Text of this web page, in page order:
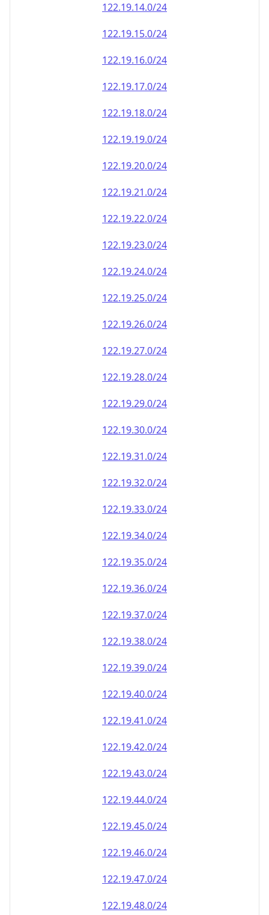
122.19.14.0/24
122.19.15.0/24
122.19.16.0/24
122.19.17.0/24
122.19.18.0/24
122.19.19.0/24
122.19.20.0/24
122.19.21.0/24
122.19.22.0/24
122.19.23.0/24
122.19.24.0/24
122.19.25.0/24
122.19.26.0/24
122.19.27.0/24
122.19.28.0/24
122.19.29.0/24
122.19.30.0/24
122.19.31.0/24
122.19.32.0/24
122.19.33.0/24
122.19.34.0/24
122.19.35.0/24
122.19.36.0/24
122.19.37.0/24
122.19.38.0/24
122.19.39.0/24
122.19.40.0/24
122.19.41.0/24
122.19.42.0/24
122.19.43.0/24
122.19.44.0/24
122.19.45.0/24
122.19.46.0/24
122.19.47.0/24
122.19.48.0/24